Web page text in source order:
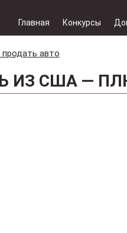
Главная Конкурсы
продать авто
ИЗ США —